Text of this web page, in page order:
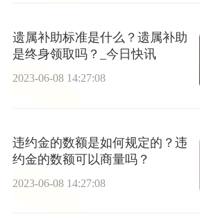
遗属补助标准是什么？遗属补助
是终身领取吗？_今日快讯
2023-06-08 14:27:08
违约金的数额是如何规定的？违
约金的数额可以商量吗？
2023-06-08 14:27:08